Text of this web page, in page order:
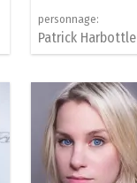
personnage:
Patrick Harbottle